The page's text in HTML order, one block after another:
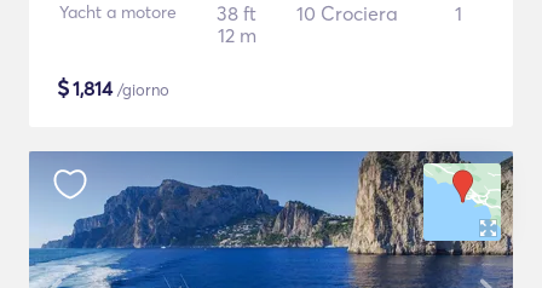
Yacht a motore
38 ft
12 m
10 Crociera 1
$1,814/giorno